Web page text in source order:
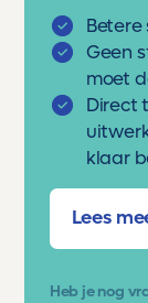
Geen
moet
Direct
klaar
Lees
Heb je nog